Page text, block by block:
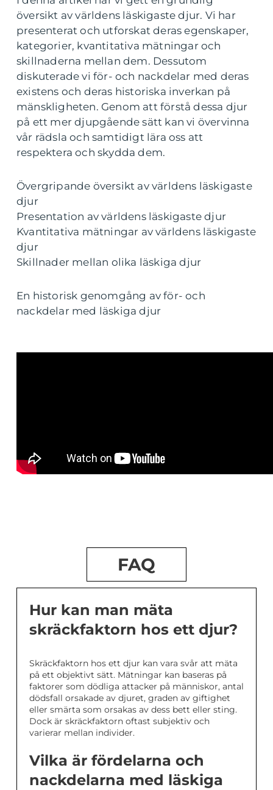
översikt av världens läskigaste djur. Vi har
presenterat och utforskat deras egenskaper,
kategorier, kvantitativa mätningar och
skillnaderna mellan dem. Dessutom
diskuterade vi för- och nackdelar med deras
existens och deras historiska inverkan på
mänskligheten. Genom att förstå dessa djur
på ett mer djupgående sätt kan vi övervinna
vår rädsla och samtidigt lära oss att
respektera och skydda dem.
Övergripande översikt av världens läskigaste
djur
Presentation av världens läskigaste djur
Kvantitativa mätningar av världens läskigaste
djur
Skillnader mellan olika läskiga djur
En historisk genomgång av för- och
nackdelar med läskiga djur
FAQ
Hur kan man mäta
skräckfaktorn hos ett djur?
Skräckfaktorn hos ett djur kan vara svår att mäta
på ett objektivt sätt. Mätningar kan baseras på
faktorer som dödliga attacker på människor, antal
dödsfall orsakade av djuret, graden av giftighet
eller smärta som orsakas av dess bett eller sting.
Dock är skräckfaktorn oftast subjektiv och
varierar mellan individer.
Vilka är fördelarna och
nackdelarna med läskiga